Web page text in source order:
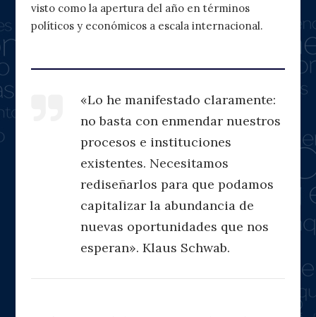
visto como la apertura del año en términos
políticos y económicos a escala internacional.
«Lo he manifestado claramente:
no basta con enmendar nuestros
procesos e instituciones
existentes. Necesitamos
rediseñarlos para que podamos
capitalizar la abundancia de
nuevas oportunidades que nos
esperan». Klaus Schwab.